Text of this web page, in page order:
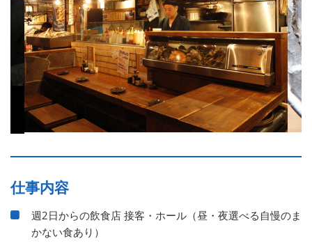
仕事内容
週2日からの飲食店 接客・ホール（昼・夜選べる自慢のま
かない食あり）